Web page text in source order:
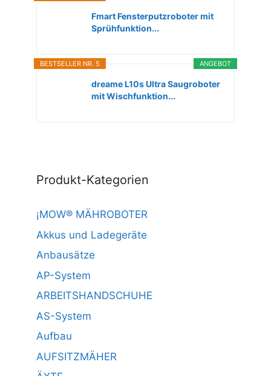
Fmart Fensterputzroboter mit
Sprühfunktion...
ANGEBOT
BESTSELLER NR. 5
dreame L10s Ultra Saugroboter
mit Wischfunktion...
Produkt-Kategorien
¡MOW® MÄHROBOTER
Akkus und Ladegeräte
Anbausätze
AP-System
ARBEITSHANDSCHUHE
AS-System
Aufbau
AUFSITZMÄHER